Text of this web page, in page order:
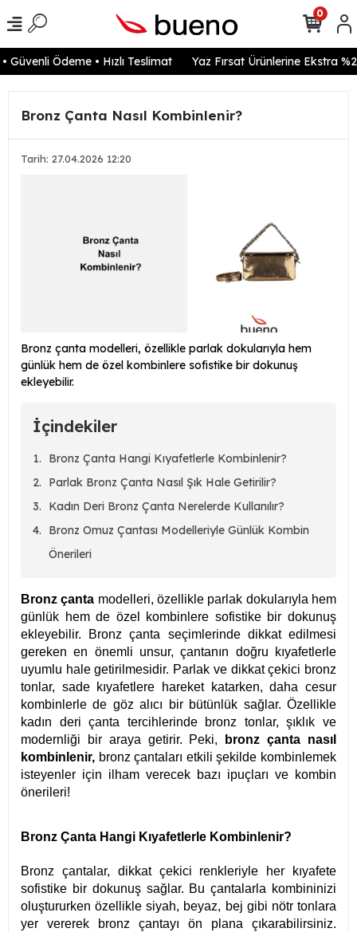
Ödeme • Hızlı Teslimat Yaz Fırsat Ürünlerine Ekstra
0
Bronz Çanta Nasıl Kombinlenir?
Tarih: 27.04.2026 12:20
Bronz çanta modelleri, özellikle parlak dokularıyla hem
günlük hem de özel kombinlere sofistike bir dokunuş
ekleyebilir.
İçindekiler
Bronz Çanta Hangi Kıyafetlerle Kombinlenir?
Parlak Bronz Çanta Nasıl Şık Hale Getirilir?
Kadın Deri Bronz Çanta Nerelerde Kullanılır?
Bronz Omuz Çantası Modelleriyle Günlük Kombin
Önerileri
Bronz çanta modelleri, özellikle parlak dokularıyla hem
günlük hem de özel kombinlere sofistike bir dokunuş
ekleyebilir. Bronz çanta seçimlerinde dikkat edilmesi
gereken en önemli unsur, çantanın doğru kıyafetlerle
uyumlu hale getirilmesidir. Parlak ve dikkat çekici bronz
tonlar, sade kıyafetlere hareket katarken, daha cesur
kombinlerle de göz alıcı bir bütünlük sağlar. Özellikle
kadın deri çanta tercihlerinde bronz tonlar, şıklık ve
modernliği bir araya getirir. Peki,
bronz çanta nasıl
kombinlenir, bronz çantaları etkili şekilde kombinlemek
isteyenler için ilham verecek bazı ipuçları ve kombin
önerileri!
Bronz Çanta Hangi Kıyafetlerle Kombinlenir?
Bronz çantalar, dikkat çekici renkleriyle her kıyafete
sofistike bir dokunuş sağlar. Bu çantalarla kombininizi
oluştururken özellikle siyah, beyaz, bej gibi nötr tonlara
yer vererek bronz çantayı ön plana çıkarabilirsiniz.